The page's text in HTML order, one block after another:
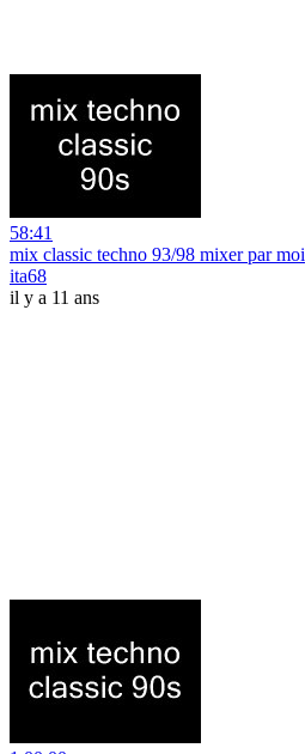
58:41
mix classic techno 93/98 mixer par moi
ita68
il y a 11 ans